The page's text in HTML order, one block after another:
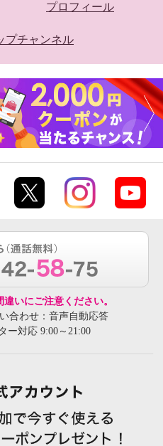
プロフィール
プチャンネル
いにご注意ください。
合わせ：音声自動応答
ー対応 9:00～21:00